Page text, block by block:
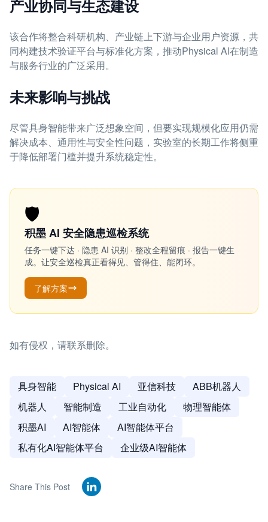
产业协同与生态建设
该合作将整合科研机构、产业链上下游与企业用户资源，共
同构建技术验证平台与标准化方案，推动Physical AI在制造
与服务行业的广泛采用。
未来影响与挑战
尽管具身智能带来广泛想象空间，但要实现规模化应用仍需
解决成本、通用性与安全性问题，实验室的长期工作将侧重
于降低部署门槛并提升系统稳定性。
🛡️
积墨 AI 安全隐患巡检系统
任务一键下达 · 隐患 AI 识别 · 整改全程留痕 · 报告一键生
成。让安全巡检真正看得见、管得住、能闭环。
了解方案
如有侵权，请联系删除。
具身智能 Physical AI 亚信科技
ABB机器人
机器人
智能制造 工业自动化
物理智能体
积墨AI
AI智能体
AI智能体平台
私有化AI智能体平台
企业级AI智能体
Share This Post